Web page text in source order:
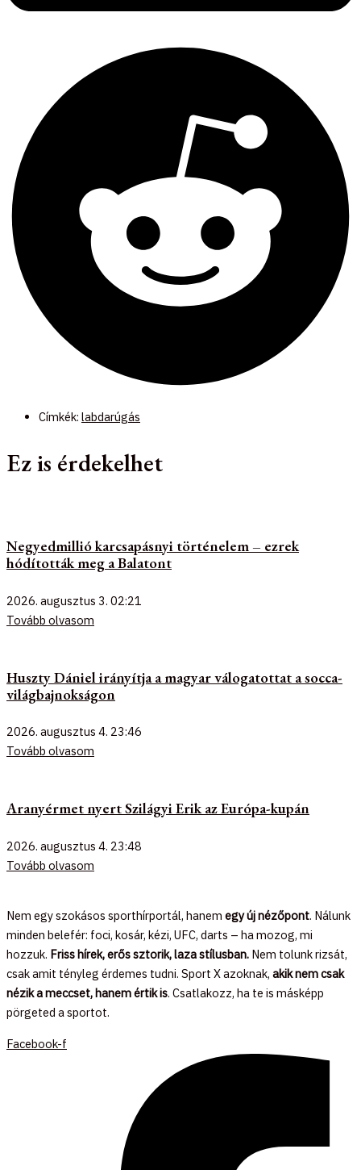
Címkék: labdarúgás
Ez is érdekelhet
Negyedmillió karcsapásnyi történelem – ezrek
hódították meg a Balatont
2026. augusztus 3. 02:21
Tovább olvasom
Huszty Dániel irányítja a magyar válogatottat a socca-
világbajnokságon
2026. augusztus 4. 23:46
Tovább olvasom
Aranyérmet nyert Szilágyi Erik az Európa-kupán
2026. augusztus 4. 23:48
Tovább olvasom
Nem egy szokásos sporthírportál, hanem egy új nézőpont. Nálunk
minden belefér: foci, kosár, kézi, UFC, darts – ha mozog, mi
hozzuk. Friss hírek, erős sztorik, laza stílusban. Nem tolunk rizsát,
csak amit tényleg érdemes tudni. Sport X azoknak, akik nem csak
nézik a meccset, hanem értik is. Csatlakozz, ha te is másképp
pörgeted a sportot.
Facebook-f